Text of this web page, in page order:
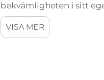
bekvämligheten i sitt
såsom Xiamen
Mouthguard har varit ...
VISA MER